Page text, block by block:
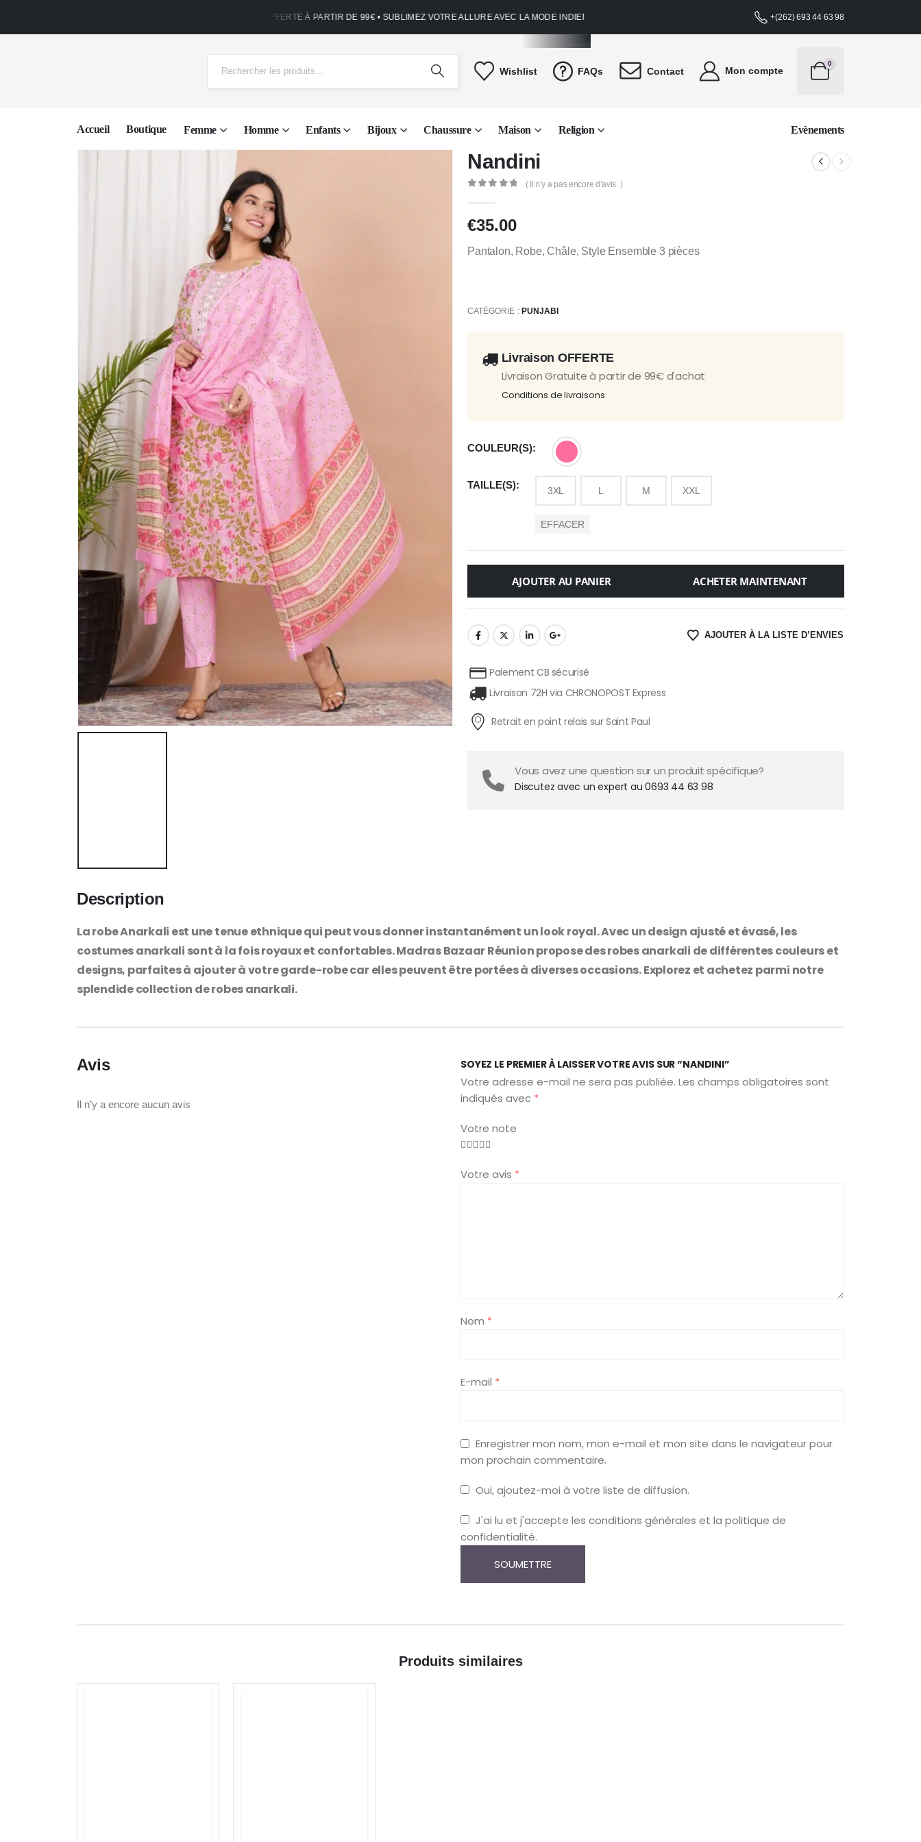
LIVRAISON OFFERTE À PARTIR DE 99€ • SUBLIMEZ VOTRE ALLURE AVEC LA MODE INDIENNE • NOS PRIX DE LANCEMENT VONT VOUS SÉDUIRE !LIVRAISON OFFERTE À
+(262) 693 44 63 98
Wishlist FAQs Contact Mon compte
0
Accueil Boutique Femme Homme Enfants Bijoux Chaussure Maison Religion Evènements
Nandini
( Il n’y a pas encore d’avis. )
€35.00
Pantalon, Robe, Châle, Style Ensemble 3 pièces
CATÉGORIE : PUNJABI
Livraison OFFERTE
Livraison Gratuite à partir de 99€ d'achat
Conditions de livraisons
COULEUR(S)
TAILLE(S) 3XL L M XXL
EFFACER
AJOUTER AU PANIER ACHETER MAINTENANT
AJOUTER À LA LISTE D’ENVIES
Paiement CB sécurisé
Livraison 72H via CHRONOPOST Express
Retrait en point relais sur Saint Paul
Vous avez une question sur un produit spécifique?
Discutez avec un expert au 0693 44 63 98
Description
La robe Anarkali est une tenue ethnique qui peut vous donner instantanément un look royal. Avec un design ajusté et évasé, les
costumes anarkali sont à la fois royaux et confortables. Madras Bazaar Réunion propose des robes anarkali de différentes couleurs et
designs, parfaites à ajouter à votre garde-robe car elles peuvent être portées à diverses occasions. Explorez et achetez parmi notre
splendide collection de robes anarkali.
Avis
Il n’y a encore aucun avis
SOYEZ LE PREMIER À LAISSER VOTRE AVIS SUR “NANDINI”
Votre adresse e-mail ne sera pas publiée. Les champs obligatoires sont
indiqués avec *
Votre note
Votre avis *
Nom *
E-mail *
Enregistrer mon nom, mon e-mail et mon site dans le navigateur pour
mon prochain commentaire.
Oui, ajoutez-moi à votre liste de diffusion.
J'ai lu et j'accepte les conditions générales et la politique de
confidentialité.
Produits similaires